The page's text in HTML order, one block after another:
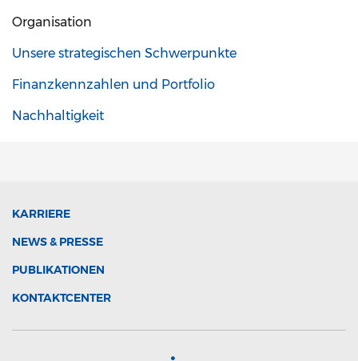
Organisation
Unsere strategischen Schwerpunkte
Finanzkennzahlen und Portfolio
Nachhaltigkeit
KARRIERE
NEWS & PRESSE
PUBLIKATIONEN
KONTAKTCENTER